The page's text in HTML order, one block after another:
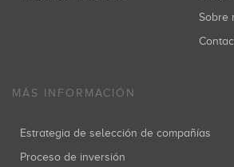
MÁS INFORMACIÓN
Estrategia de selección de compañías
Proceso de inversión